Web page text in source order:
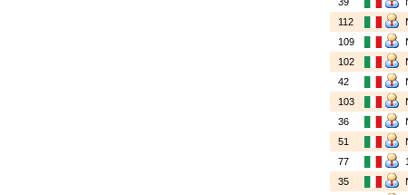
112
109
102
42
103
36
51
77
35